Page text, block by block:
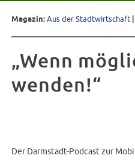
Magazin:Aus der Stadtwirtschaft
„Wenn
wenden!“
Der Darmstadt-Podcast zur